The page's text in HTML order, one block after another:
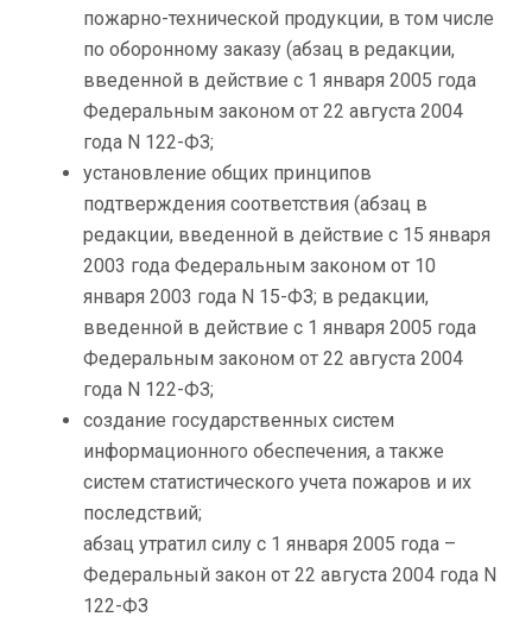
пожарно-технической продукции, в том числе
по оборонному заказу (абзац в редакции,
введенной в действие с 1 января 2005 года
Федеральным законом от 22 августа 2004
года N 122-ФЗ;
установление общих принципов
подтверждения соответствия (абзац в
редакции, введенной в действие с 15 января
2003 года Федеральным законом от 10
января 2003 года N 15-ФЗ; в редакции,
введенной в действие с 1 января 2005 года
Федеральным законом от 22 августа 2004
года N 122-ФЗ;
создание государственных систем
информационного обеспечения, а также
систем статистического учета пожаров и их
последствий;
абзац утратил силу с 1 января 2005 года –
Федеральный закон от 22 августа 2004 года N
122-ФЗ